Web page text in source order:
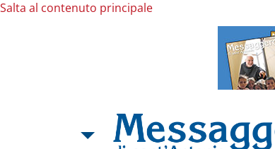
Salta al contenuto principale